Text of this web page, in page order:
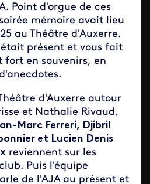
Point d'orgue de ces
mémoire avait lieu
au Théâtre d'Auxerre.
était présent et vous fait
fort en souvenirs, en
d'Auxerre autour
et Nathalie Rivaud,
Marc Ferreri, Djibril
et Lucien Denis
reviennent sur les
Puis l'équipe
de l'AJA au présent et